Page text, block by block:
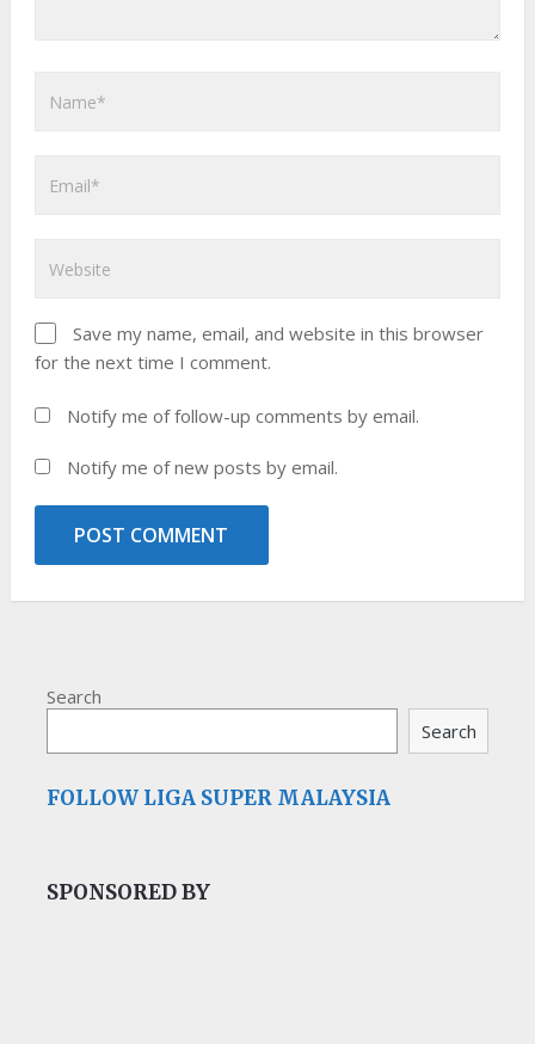
Save my name, email, and website in this browser
for the next time I comment.
Notify me of follow-up comments by email.
Notify me of new posts by email.
Search
Search
FOLLOW LIGA SUPER MALAYSIA
SPONSORED BY